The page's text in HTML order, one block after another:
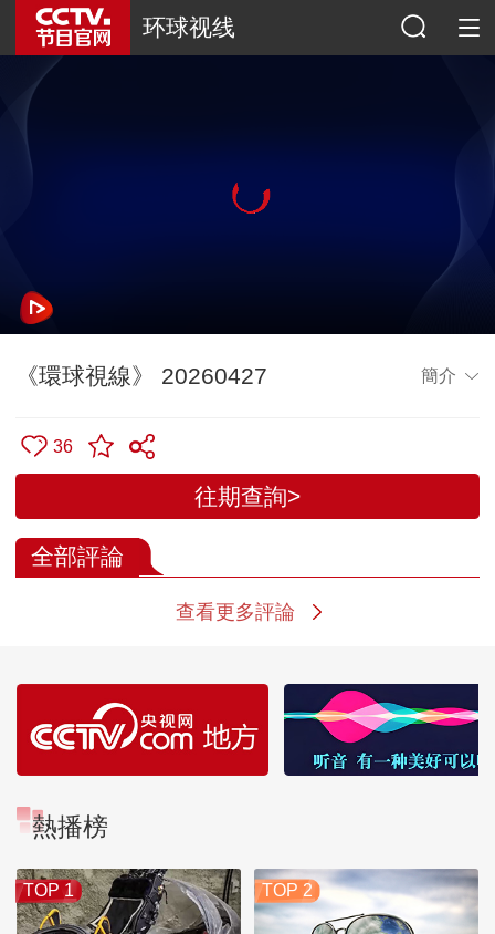
环球视线
《環球視線》 20260427 簡介
36
往期查詢>
全部評論
查看更多評論
熱播榜
TOP 1 TOP 2